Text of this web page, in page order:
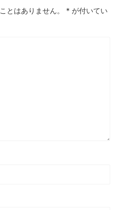
とはありません。 * が付いてい